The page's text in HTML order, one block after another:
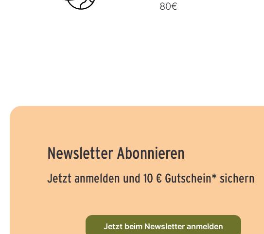
80€
Newsletter Abonnieren
Jetzt anmelden und 10 € Gutschein* sichern
Jetzt beim Newsletter anmelden